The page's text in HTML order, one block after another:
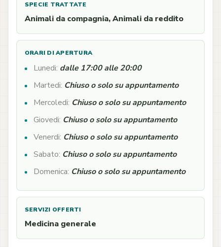
SPECIE TRATTATE
Animali da compagnia, Animali da reddito
ORARI DI APERTURA
Lunedi: dalle 17:00 alle 20:00
Martedi: Chiuso o solo su appuntamento
Mercoledi: Chiuso o solo su appuntamento
Giovedi: Chiuso o solo su appuntamento
Venerdi: Chiuso o solo su appuntamento
Sabato: Chiuso o solo su appuntamento
Domenica: Chiuso o solo su appuntamento
SERVIZI OFFERTI
Medicina generale